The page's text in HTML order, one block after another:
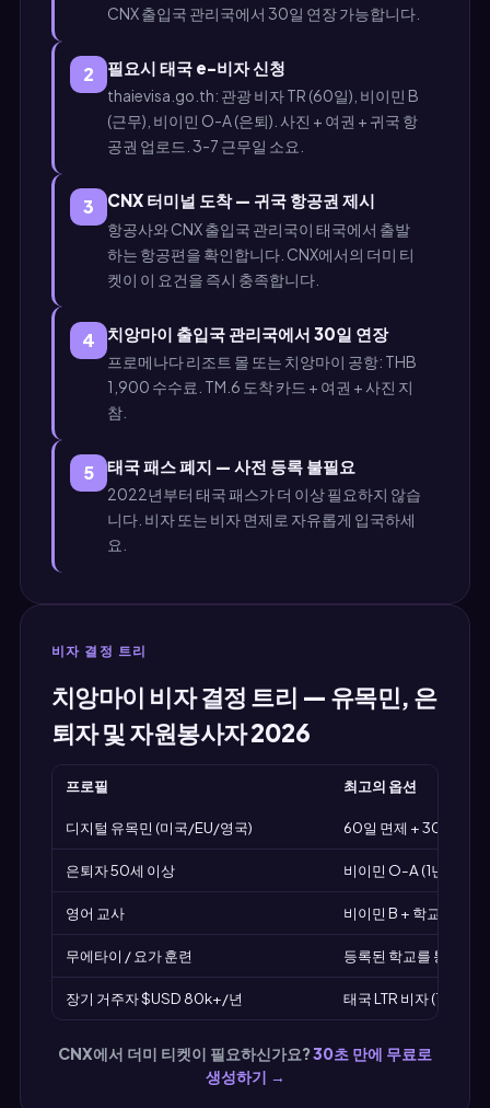
CNX 출입국 관리국에서 30일 연장 가능합니다.
2 필요시 태국 e-비자 신청
thaievisa.go.th: 관광 비자 TR (60일), 비이민 B
(근무), 비이민 O-A (은퇴). 사진 + 여권 + 귀국 항
공권 업로드. 3-7 근무일 소요.
3 CNX 터미널 도착 — 귀국 항공권 제시
항공사와 CNX 출입국 관리국이 태국에서 출발
하는 항공편을 확인합니다. CNX에서의 더미 티
켓이 이 요건을 즉시 충족합니다.
4 치앙마이 출입국 관리국에서 30일 연장
프로메나다 리조트 몰 또는 치앙마이 공항: THB
1,900 수수료. TM.6 도착 카드 + 여권 + 사진 지
참.
5 태국 패스 폐지 — 사전 등록 불필요
2022년부터 태국 패스가 더 이상 필요하지 않습
니다. 비자 또는 비자 면제로 자유롭게 입국하세
요.
비자 결정 트리
치앙마이 비자 결정 트리 — 유목민, 은
퇴자 및 자원봉사자 2026
프로필 최고의 옵션
디지털 유목민 (미국/EU/영국) 60일 면제 + 30일 연
은퇴자 50세 이상 비이민 O-A (1년, 태국
영어 교사 비이민 B + 학교 후원
무에타이 / 요가 훈련 등록된 학교를 통한 교
장기 거주자 $USD 80k+/년 태국 LTR 비자 (10년)
CNX에서 더미 티켓이 필요하신가요?30초 만에 무료로
생성하기 →